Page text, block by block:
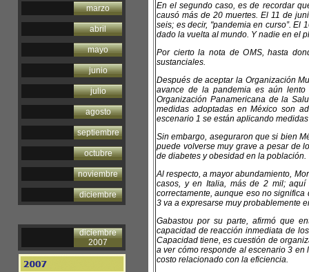
marzo
abril
mayo
junio
julio
agosto
septiembre
octubre
noviembre
diciembre
diciembre
2007
En el segundo caso, es de recordar
causó más de 20 muertes. El 11 de
seis; es decir, "pandemia en curso”.
dado la vuelta al mundo. Y nadie en el
Por cierto la nota de OMS, hasta
sustanciales.
Después de aceptar la Organización
avance de la pandemia es aún
Organización Panamericana de la
medidas adoptadas en México son
escenario 1 se están aplicando
Sin embargo, aseguraron que si bien
puede volverse muy grave a pesar de
de diabetes y obesidad en la población.
Al respecto, a mayor abundamiento,
casos, y en Italia, más de 2 mil;
correctamente, aunque eso no
3 va a expresarse muy probablemente
Gabastou por su parte, afirmó que
capacidad de reacción inmediata de
Capacidad tiene, es cuestión de
a ver cómo responde al escenario 3
costo relacionado con la eficiencia.